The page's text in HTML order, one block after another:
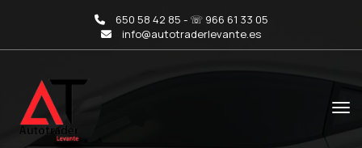
650 58 42 85 - ☏ 966 61 33 05
info@autotraderlevante.es